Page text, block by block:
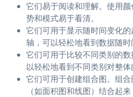
它们易于阅读和理解。使用
势和模式易于看清。
它们可用于显示随时间变化
轴，可以轻松地看到数据随时
它们可用于比较不同类别的
以轻松地看到不同类别对整体
它们可用于创建组合图。组
（如面积图和线图）结合起